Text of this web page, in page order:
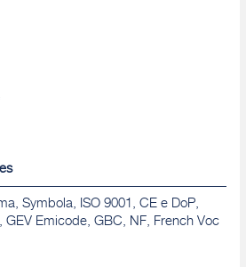
Symbola, ISO 9001, CE e DoP,
GEV Emicode, GBC, NF, French Voc